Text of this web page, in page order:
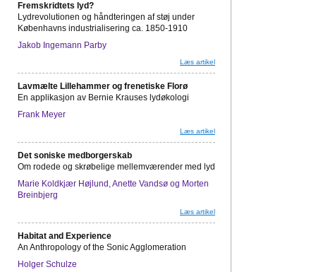
Fremskridtets lyd?
Lydrevolutionen og håndteringen af støj under
Københavns industrialisering ca. 1850-1910
Jakob Ingemann Parby
Læs artikel
Lavmælte Lillehammer og frenetiske Florø
En applikasjon av Bernie Krauses lydøkologi
Frank Meyer
Læs artikel
Det soniske medborgerskab
Om rodede og skrøbelige mellemværender med lyd
Marie Koldkjær Højlund, Anette Vandsø og Morten
Breinbjerg
Læs artikel
Habitat and Experience
An Anthropology of the Sonic Agglomeration
Holger Schulze